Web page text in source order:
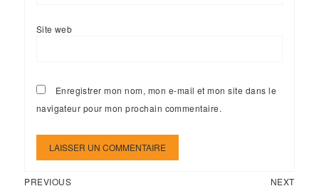
Site web
Enregistrer mon nom, mon e-mail et mon site dans le
navigateur pour mon prochain commentaire.
Navigation
PREVIOUSPrevious
NEXTNext